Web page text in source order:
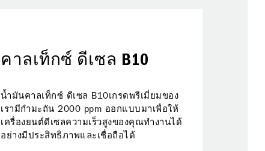
คาลเท็กซ์ ดีเซล B10
น้ำมันคาลเท็กซ์ ดีเซล B10เกรดพรีเมี่ยมของ
เรามีกำมะถัน 2000 ppm ออกแบบมาเพื่อให้
เครื่องยนต์ดีเซลความเร็วสูงของคุณทำงานได้
อย่างมีประสิทธิภาพและเชื่อถือได้